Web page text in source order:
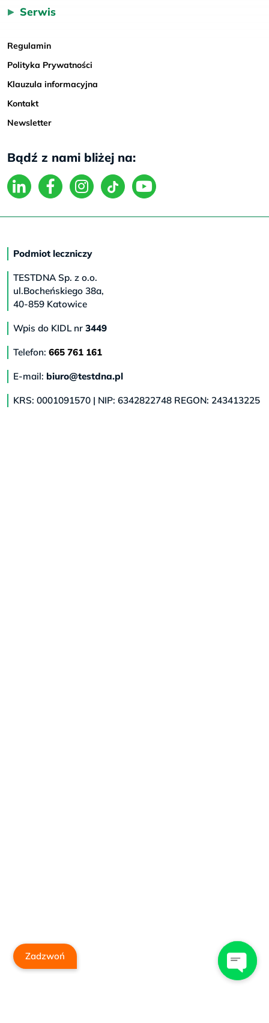
Serwis
Regulamin
Polityka Prywatności
Klauzula informacyjna
Kontakt
Newsletter
Bądź z nami bliżej na:
Podmiot leczniczy
TESTDNA Sp. z o.o.
ul.Bocheńskiego 38a,
40-859 Katowice
Wpis do KIDL nr 3449
Telefon: 665 761 161
E-mail: biuro@testdna.pl
KRS: 0001091570 | NIP: 6342822748 REGON: 243413225
Zadzwoń